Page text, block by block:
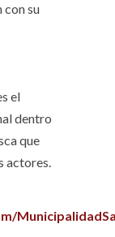
con su
el
dentro
que
actores.